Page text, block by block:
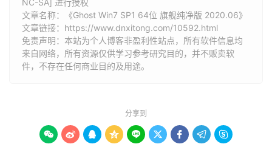
NC-SA] 进行授权
文章名称：《Ghost Win7 SP1 64位 旗舰纯净版 2020.06》
文章链接： https://www.dnxitong.com/10592.html
免责声明：本站为个人博客非盈利性站点，所有软件信息均
来自网络，所有资源仅供学习参考研究目的，并不贩卖软
件，不存在任何商业目的及用途。
分享到
        